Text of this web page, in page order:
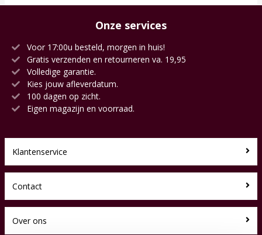
Onze services
Voor 17:00u besteld, morgen in huis!
Gratis verzenden en retourneren va. 19,95
Volledige garantie.
Kies jouw afleverdatum.
100 dagen op zicht.
Eigen magazijn en voorraad.
Klantenservice
Contact
Over ons